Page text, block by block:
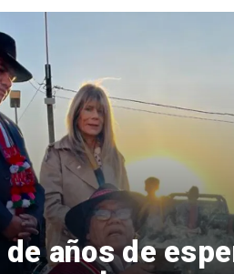
años de